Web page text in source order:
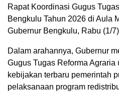
Rapat Koordinasi Gugus
Bengkulu Tahun 2026 di Aula
Gubernur Bengkulu, Rabu (1/
Dalam arahannya, Gubernur
Gugus Tugas Reforma Agraria
kebijakan terbaru pemerintah
pelaksanaan program